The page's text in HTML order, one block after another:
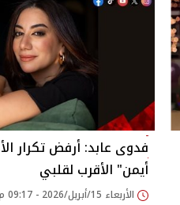
فدوى عابد: أرفض تكرار
أيمن" الأقرب لقلبي
الأربعاء 15/أبريل/2026 - 09:17 م